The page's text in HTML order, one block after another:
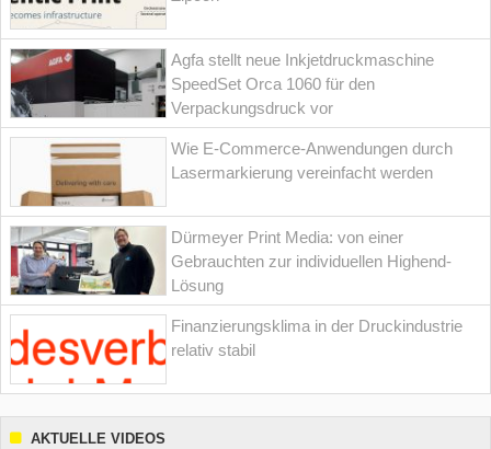
Agfa stellt neue Inkjetdruckmaschine
SpeedSet Orca 1060 für den
Verpackungsdruck vor
Wie E-Commerce-Anwendungen durch
Lasermarkierung vereinfacht werden
Dürmeyer Print Media: von einer
Gebrauchten zur individuellen Highend-
Lösung
Finanzierungsklima in der Druckindustrie
relativ stabil
AKTUELLE VIDEOS